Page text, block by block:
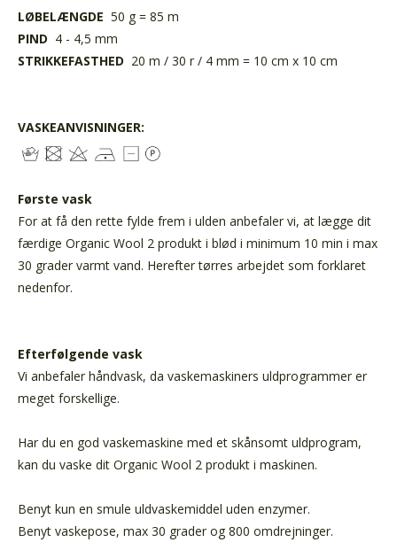
LØBELÆNGDE 50 g = 85 m
PIND 4 - 4,5 mm
STRIKKEFASTHED 20 m / 30 r / 4 mm = 10 cm x 10 cm
VASKEANVISNINGER:
Første vask
For at få den rette fylde frem i ulden anbefaler vi, at lægge dit
færdige Organic Wool 2 produkt i blød i minimum 10 min i max
30 grader varmt vand. Herefter tørres arbejdet som forklaret
nedenfor.
Efterfølgende vask
Vi anbefaler håndvask, da vaskemaskiners uldprogrammer er
meget forskellige.
Har du en god vaskemaskine med et skånsomt uldprogram,
kan du vaske dit Organic Wool 2 produkt i maskinen.
Benyt kun en smule uldvaskemiddel uden enzymer.
Benyt vaskepose, max 30 grader og 800 omdrejninger.